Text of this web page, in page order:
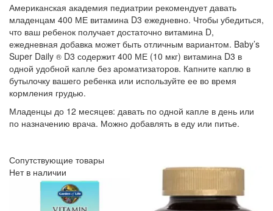
Американская академия педиатрии рекомендует давать
младенцам 400 МЕ витамина D3 ежедневно. Чтобы убедиться,
что ваш ребенок получает достаточно витамина D,
ежедневная добавка может быть отличным вариантом. Baby’s
Super Daily ® D3 содержит 400 МЕ (10 мкг) витамина D3 в
одной удобной капле без ароматизаторов. Капните каплю в
бутылочку вашего ребенка или используйте ее во время
кормления грудью.
Младенцы до 12 месяцев: давать по одной капле в день или
по назначению врача. Можно добавлять в еду или питье.
Сопутствующие товары
Нет в наличии